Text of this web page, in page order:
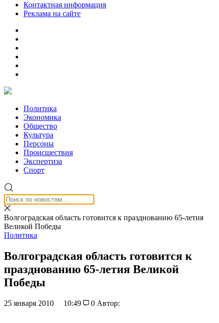
Контактная информация
Реклама на сайте
Политика
Экономика
Общество
Культура
Персоны
Происшествия
Экспертиза
Спорт
Волгоградская область готовится к празднованию 65-летия
Великой Победы
Политика
Волгоградская область готовится к
празднованию 65-летия Великой
Победы
25 января 2010 10:49 0 Автор: